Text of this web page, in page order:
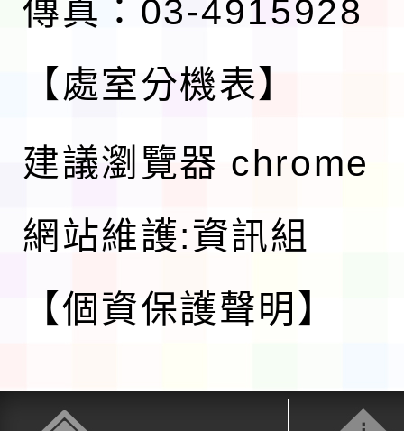
傳真：03-4915928
【處室分機表】
建議瀏覽器 chrome
網站維護:資訊組
【個資保護聲明】